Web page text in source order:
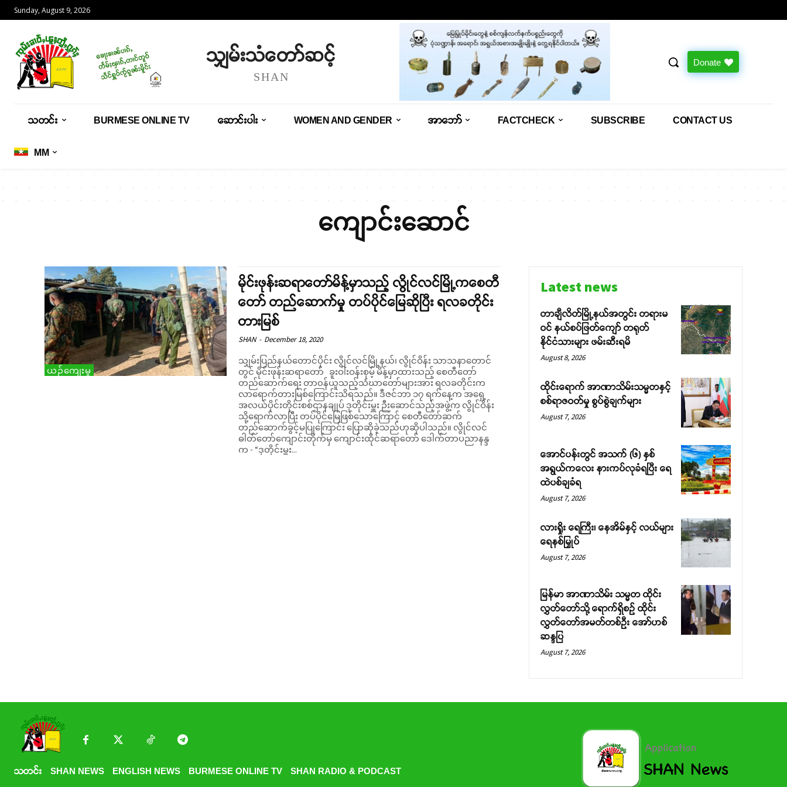
Sunday, August 9, 2026
သျှမ်းသံတော်ဆင့်
SHAN
Donate
သတင်း BURMESE ONLINE TV ဆောင်းပါး WOMEN AND GENDER အာဘော် FACTCHECK SUBSCRIBE CONTACT US
MM
ကျောင်းဆောင်
ယဉ်ကျေးမှု
မိုင်းဖုန်းဆရာတော်မိန့်မှာသည့် လွိုင်လင်မြို့ကစေတီ
တော် တည်ဆောက်မှု တပ်ပိုင်မြေဆိုပြီး ရလခတိုင်း
တားမြစ်
SHAN - December 18, 2020
သျှမ်းပြည်နယ်တောင်ပိုင်း လွိုင်လင်မြို့နယ်၊ လွိုင်ဝိန်း သာသနာတောင်
တွင် မိုင်းဖုန်းဆရာတော် ခူးဝါးဝန်းစုမ့် မိန့်မှာထားသည့် စေတီတော်
တည်ဆောက်ရေး တာ၀န်ယူသည့်သံဃာတော်များအား ရလခတိုင်းက
လာရောက်တားမြစ်ကြောင်းသိရသည်။ ဒီဇင်ဘာ ၁၇ ရက်နေ့က အရှေ့
အလယ်ပိုင်းတိုင်းစစ်ဌာနချုပ် ဒုတိုင်းမှူး ဉီးဆောင်သည့်အဖွဲ့က လွိုင်ဝိန်း
သို့ရောက်လာပြီး တပ်ပိုင်မြေဖြစ်သောကြောင့် စေတီတော်ဆက်
တည်ဆောက်ခွင့်မပြုကြောင်း ပြောဆိုခဲ့သည်ဟုဆိုပါသည်။ လွိုင်လင်
ဓါတ်တော်ကျောင်းတိုက်မှ ကျောင်းထိုင်ဆရာတော် ဒေါက်တာပညာနန္ဒ
က - “ဒုတိုင်းမှူး...
Latest news
တာချီလိတ်မြို့နယ်အတွင်း တရားမ
ဝင် နယ်စပ်ဖြတ်ကျော် တရုတ်
နိုင်ငံသားများ ဖမ်းဆီးရမိ
August 8, 2026
ထိုင်းရောက် အာဏာသိမ်းသမ္မတနှင့်
စစ်ရာဇဝတ်မှု စွပ်စွဲချက်များ
August 7, 2026
အောင်ပန်းတွင် အသက် (၆) နှစ်
အရွယ်ကလေး နားကပ်လုခံရပြီး ရေ
ထဲပစ်ချခံရ
August 7, 2026
လားရှိုး ရေကြီး၊ နေအိမ်နှင့် လယ်များ
ရေနစ်မြှုပ်
August 7, 2026
မြန်မာ အာဏာသိမ်း သမ္မတ ထိုင်း
လွှတ်တော်သို့ ရောက်ရှိစဉ် ထိုင်း
လွှတ်တော်အမတ်တစ်ဦး အော်ဟစ်
ဆန္ဒပြ
August 7, 2026
သတင်း SHAN NEWS ENGLISH NEWS BURMESE ONLINE TV SHAN RADIO & PODCAST